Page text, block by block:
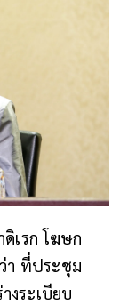
เรก โฆษก
า ที่ประชุม
งระเบียบ